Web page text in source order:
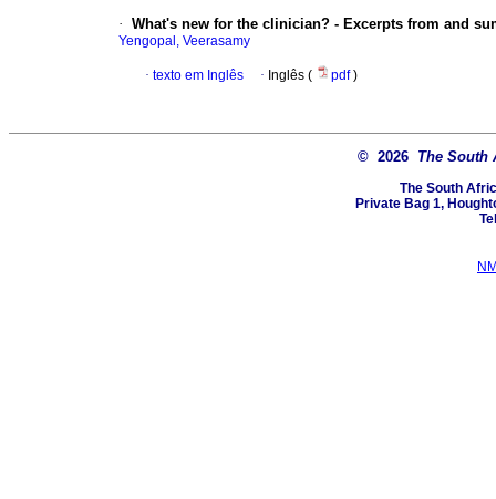
· What's new for the clinician? - Excerpts from and
Yengopal, Veerasamy
· texto em Inglês · Inglês ( pdf)
© 2026 The South
The South
Private Bag 1,